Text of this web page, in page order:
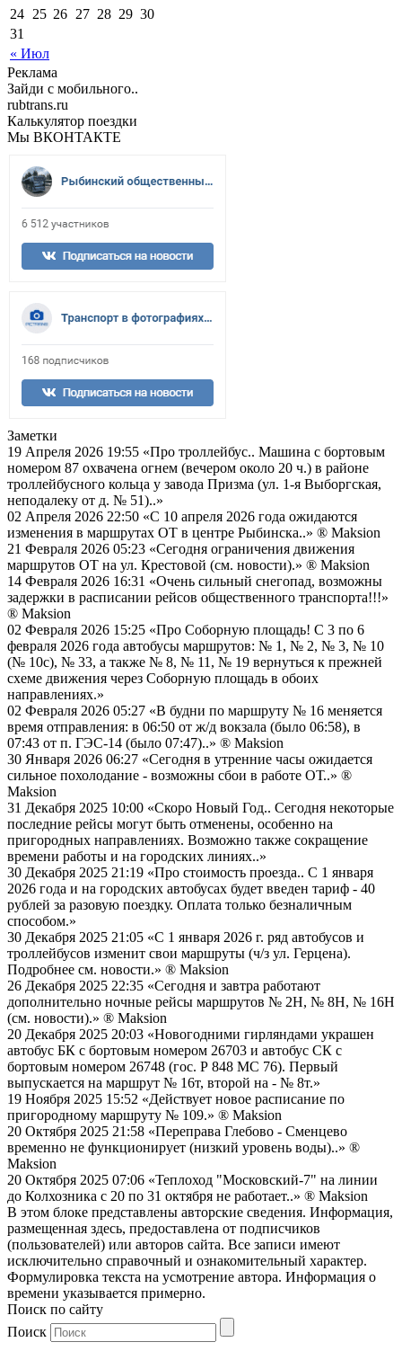
« Июл
24 25 26 27 28 29 30
31
Реклама
Зайди с мобильного..
rubtrans.ru
Калькулятор поездки
Мы ВКОНТАКТЕ
Заметки
19 Апреля 2026 19:55 «Про троллейбус.. Машина с бортовым
номером 87 охвачена огнем (вечером около 20 ч.) в районе
троллейбусного кольца у завода Призма (ул. 1-я Выборгская,
неподалеку от д. № 51)..»
02 Апреля 2026 22:50 «С 10 апреля 2026 года ожидаются
изменения в маршрутах ОТ в центре Рыбинска..» ® Maksion
21 Февраля 2026 05:23 «Сегодня ограничения движения
маршрутов ОТ на ул. Крестовой (см. новости).» ® Maksion
14 Февраля 2026 16:31 «Очень сильный снегопад, возможны
задержки в расписании рейсов общественного транспорта!!!»
® Maksion
02 Февраля 2026 15:25 «Про Соборную площадь! С 3 по 6
февраля 2026 года автобусы маршрутов: № 1, № 2, № 3, № 10
(№ 10с), № 33, а также № 8, № 11, № 19 вернуться к прежней
схеме движения через Соборную площадь в обоих
направлениях.»
02 Февраля 2026 05:27 «В будни по маршруту № 16 меняется
время отправления: в 06:50 от ж/д вокзала (было 06:58), в
07:43 от п. ГЭС-14 (было 07:47)..» ® Maksion
30 Января 2026 06:27 «Сегодня в утренние часы ожидается
сильное похолодание - возможны сбои в работе ОТ..» ®
Maksion
31 Декабря 2025 10:00 «Скоро Новый Год.. Сегодня некоторые
последние рейсы могут быть отменены, особенно на
пригородных направлениях. Возможно также сокращение
времени работы и на городских линиях..»
30 Декабря 2025 21:19 «Про стоимость проезда.. С 1 января
2026 года и на городских автобусах будет введен тариф - 40
рублей за разовую поездку. Оплата только безналичным
способом.»
30 Декабря 2025 21:05 «С 1 января 2026 г. ряд автобусов и
троллейбусов изменит свои маршруты (ч/з ул. Герцена).
Подробнее см. новости.» ® Maksion
26 Декабря 2025 22:35 «Сегодня и завтра работают
дополнительно ночные рейсы маршрутов № 2Н, № 8Н, № 16Н
(см. новости).» ® Maksion
20 Декабря 2025 20:03 «Новогодними гирляндами украшен
автобус БК с бортовым номером 26703 и автобус СК с
бортовым номером 26748 (гос. Р 848 МС 76). Первый
выпускается на маршрут № 16т, второй на - № 8т.»
19 Ноября 2025 15:52 «Действует новое расписание по
пригородному маршруту № 109.» ® Maksion
20 Октября 2025 21:58 «Переправа Глебово - Сменцево
временно не функционирует (низкий уровень воды)..» ®
Maksion
20 Октября 2025 07:06 «Теплоход "Московский-7" на линии
до Колхозника с 20 по 31 октября не работает..» ® Maksion
В этом блоке представлены авторские сведения. Информация,
размещенная здесь, предоставлена от подписчиков
(пользователей) или авторов сайта. Все записи имеют
исключительно справочный и ознакомительный характер.
Формулировка текста на усмотрение автора. Информация о
времени указывается примерно.
Поиск по сайту
Поиск